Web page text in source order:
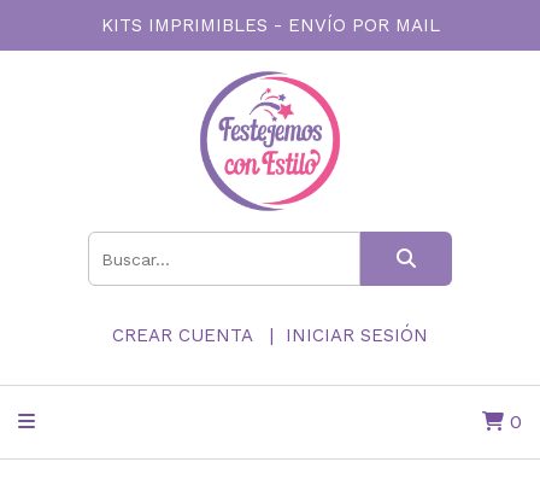
KITS IMPRIMIBLES - ENVÍO POR MAIL
CREAR CUENTA INICIAR SESIÓN
0